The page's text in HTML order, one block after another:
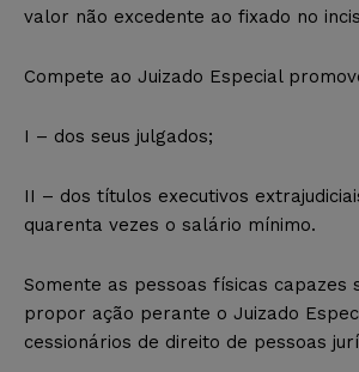
valor não excedente ao fixado no
Compete ao Juizado Especial
I – dos seus julgados;
II – dos títulos executivos
quarenta vezes o salário mínimo.
Somente as pessoas físicas capazes
propor ação perante o Juizado
cessionários de direito de pessoas